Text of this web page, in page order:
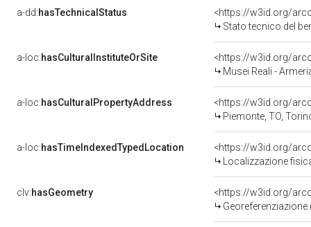
a-dd:hasTechnicalStatus
<https://w3id.org/
Stato tecnico del
a-loc:hasCulturalInstituteOrSite
<https://w3id.org/
Musei Reali -
a-loc:hasCulturalPropertyAddress
<https://w3id.org/
Piemonte, TO,
a-loc:hasTimeIndexedTypedLocation
<https://w3id.org/
Localizzazione
clv:hasGeometry
<https://w3id.org/
Georeferenziazione